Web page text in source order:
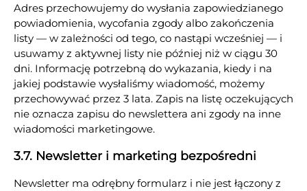
Adres przechowujemy do wysłania zapowiedzianego
powiadomienia, wycofania zgody albo zakończenia
listy — w zależności od tego, co nastąpi wcześniej — i
usuwamy z aktywnej listy nie później niż w ciągu 30
dni. Informację potrzebną do wykazania, kiedy i na
jakiej podstawie wysłaliśmy wiadomość, możemy
przechowywać przez 3 lata. Zapis na listę oczekujących
nie oznacza zapisu do newslettera ani zgody na inne
wiadomości marketingowe.
3.7. Newsletter i marketing bezpośredni
Newsletter ma odrębny formularz i nie jest łączony z